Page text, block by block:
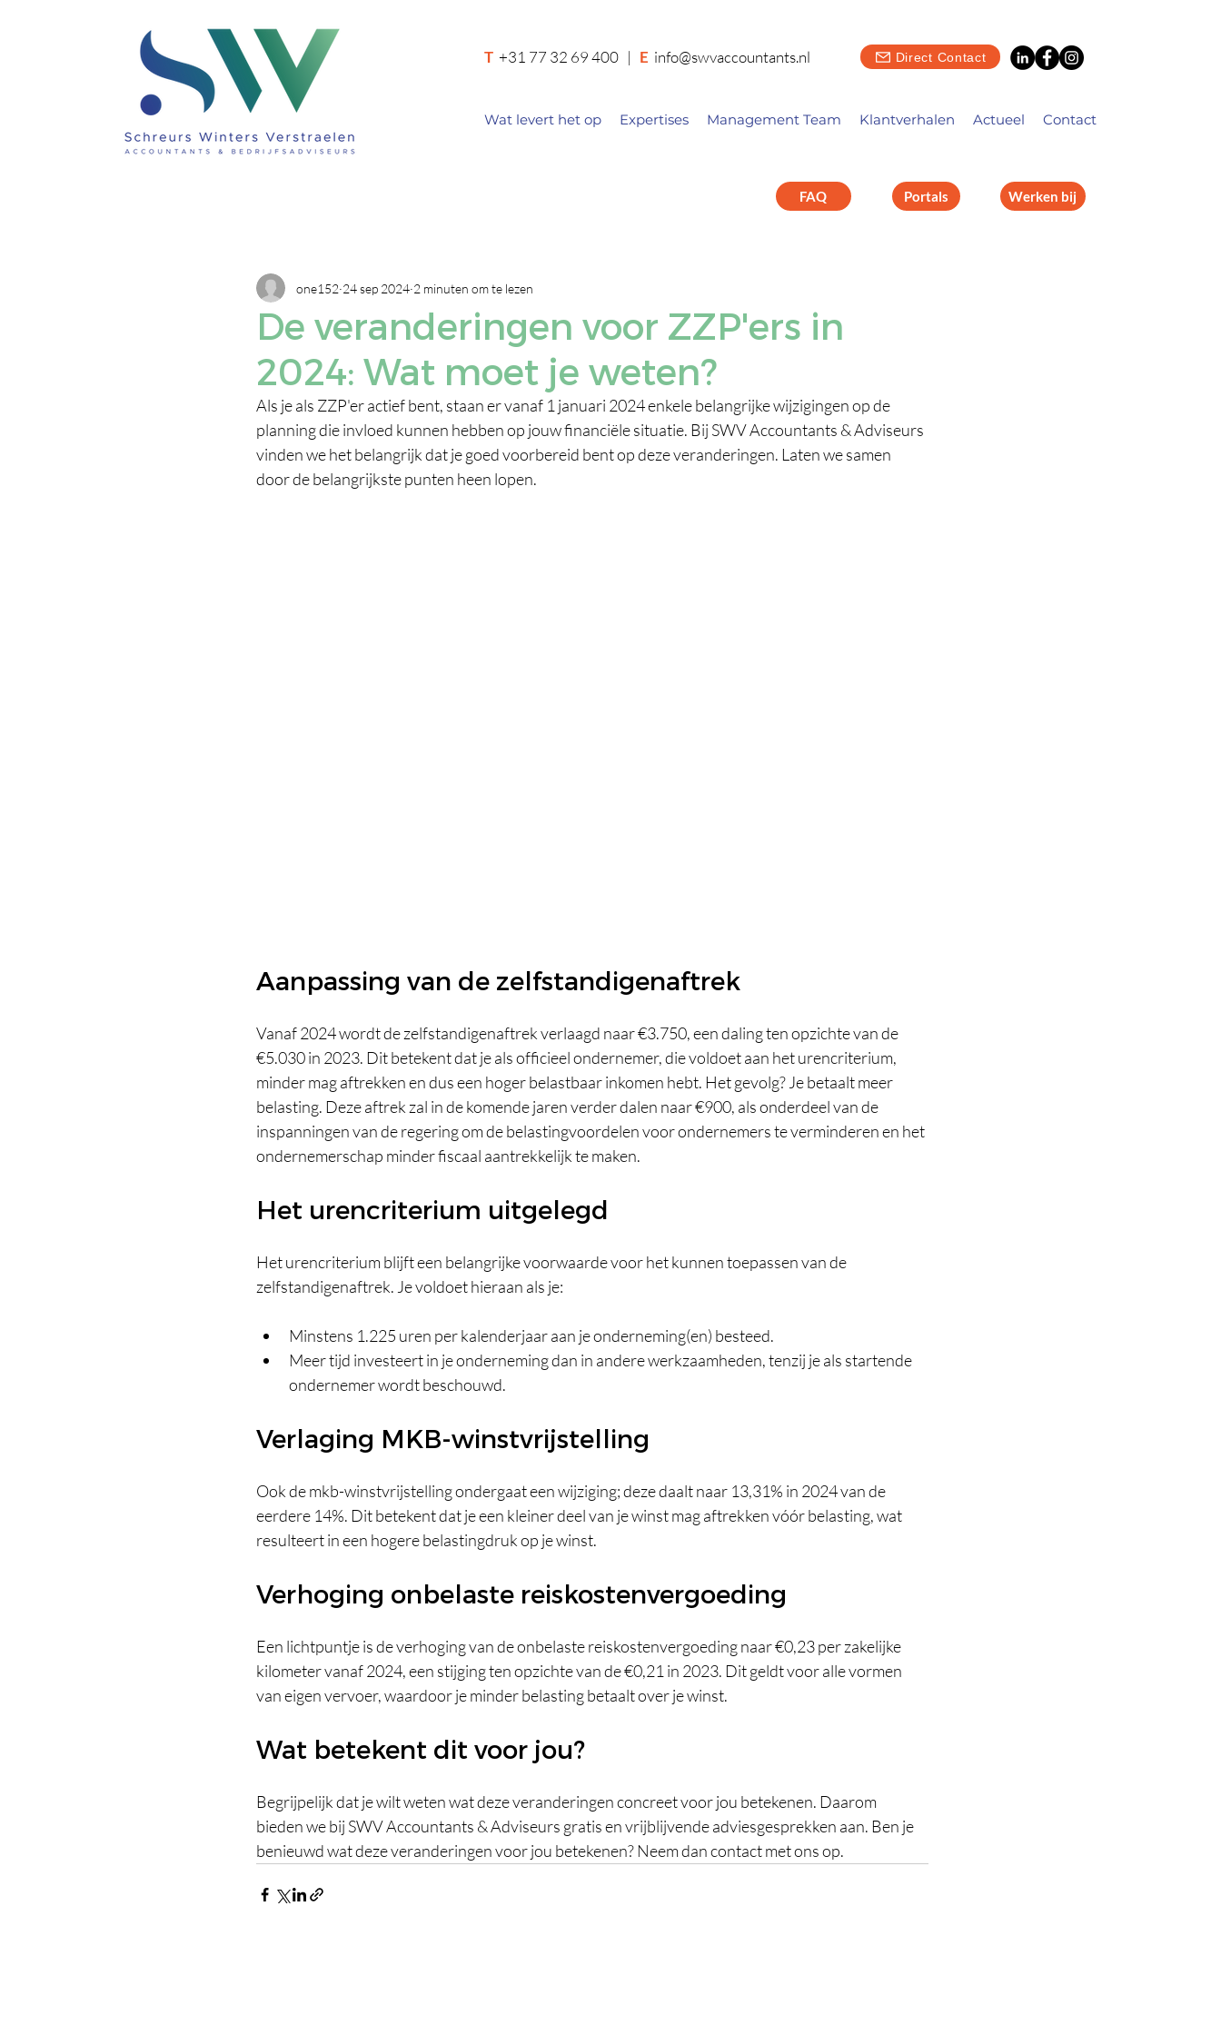
T +31 77 32 69 400| E info@swvaccountants.nl Direct Contact
Portals Werken bij
FAQ
Wat levert het op Expertises Management Team Klantverhalen Actueel Contact
De veranderingen voor ZZP'ers in
2024: Wat moet je weten?
one152 24 sep 2024 2 minuten om te lezen
Als je als ZZP'er actief bent, staan er vanaf 1 januari 2024 enkele belangrijke wijzigingen op de
planning die invloed kunnen hebben op jouw financiële situatie. Bij SWV Accountants & Adviseurs
vinden we het belangrijk dat je goed voorbereid bent op deze veranderingen. Laten we samen
door de belangrijkste punten heen lopen.
Aanpassing van de zelfstandigenaftrek
Vanaf 2024 wordt de zelfstandigenaftrek verlaagd naar €3.750, een daling ten opzichte van de
€5.030 in 2023. Dit betekent dat je als officieel ondernemer, die voldoet aan het urencriterium,
minder mag aftrekken en dus een hoger belastbaar inkomen hebt. Het gevolg? Je betaalt meer
belasting. Deze aftrek zal in de komende jaren verder dalen naar €900, als onderdeel van de
inspanningen van de regering om de belastingvoordelen voor ondernemers te verminderen en het
ondernemerschap minder fiscaal aantrekkelijk te maken.
Het urencriterium uitgelegd
Het urencriterium blijft een belangrijke voorwaarde voor het kunnen toepassen van de
zelfstandigenaftrek. Je voldoet hieraan als je:
Minstens 1.225 uren per kalenderjaar aan je onderneming(en) besteed.
Meer tijd investeert in je onderneming dan in andere werkzaamheden, tenzij je als startende
ondernemer wordt beschouwd.
Verlaging MKB-winstvrijstelling
Ook de mkb-winstvrijstelling ondergaat een wijziging; deze daalt naar 13,31% in 2024 van de
eerdere 14%. Dit betekent dat je een kleiner deel van je winst mag aftrekken vóór belasting, wat
resulteert in een hogere belastingdruk op je winst.
Verhoging onbelaste reiskostenvergoeding
Een lichtpuntje is de verhoging van de onbelaste reiskostenvergoeding naar €0,23 per zakelijke
kilometer vanaf 2024, een stijging ten opzichte van de €0,21 in 2023. Dit geldt voor alle vormen
van eigen vervoer, waardoor je minder belasting betaalt over je winst.
Wat betekent dit voor jou?
Begrijpelijk dat je wilt weten wat deze veranderingen concreet voor jou betekenen. Daarom
bieden we bij SWV Accountants & Adviseurs gratis en vrijblijvende adviesgesprekken aan. Ben je
benieuwd wat deze veranderingen voor jou betekenen? Neem dan contact met ons op.